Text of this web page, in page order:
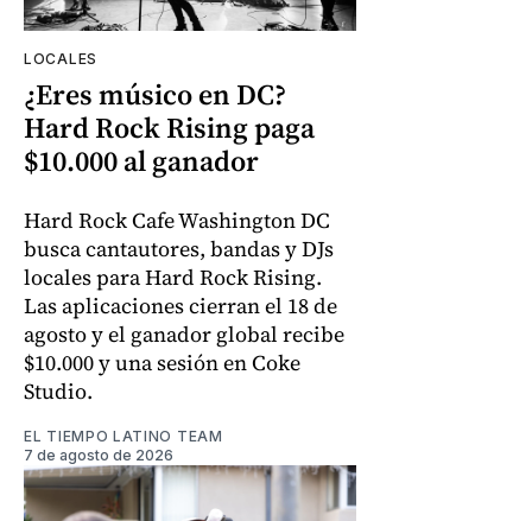
LOCALES
¿Eres músico en DC?
Hard Rock Rising paga
$10.000 al ganador
Hard Rock Cafe Washington DC
busca cantautores, bandas y DJs
locales para Hard Rock Rising.
Las aplicaciones cierran el 18 de
agosto y el ganador global recibe
$10.000 y una sesión en Coke
Studio.
EL TIEMPO LATINO TEAM
7 de agosto de 2026